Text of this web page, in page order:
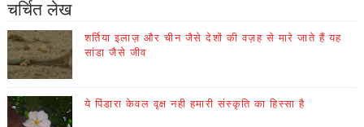
चर्चित लेख
शर्तिया इलाज़ और चीन जैसे देशों की वज़ह से मारे जाते हैं यह
सांडा जैसे जीव
ये पिंडारा केवल वृक्ष नही हमारी संस्कृति का हिस्सा है